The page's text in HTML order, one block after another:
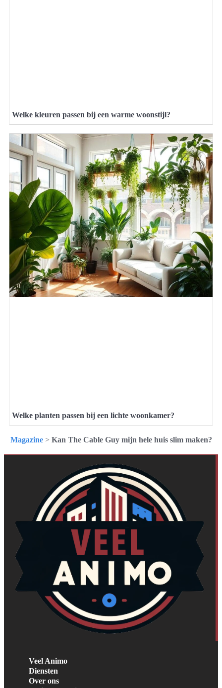
Welke kleuren passen bij een warme woonstijl?
Welke planten passen bij een lichte woonkamer?
Magazine> Kan The Cable Guy mijn hele huis slim maken?
Veel Animo
Diensten
Over ons